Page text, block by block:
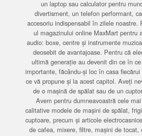
un laptop sau calculator pentru
divertisment, un telefon performant,
accesoriu indispensabil în zilele noastre.
ul magazinului online MaxMart pentru
audio: boxe, centre și instrumente
deosebit de avantajoase. Pentru că
ultimă generație au devenit din ce în
importante, făcându-și loc în casa
ce vă propune și la acest capitol. Aveți
de o mașină de spălat sau de un
Avem pentru dumneavoastră cele
calitative modele de mașini de spălat,
cuptoare, precum și articole
de cafea, mixere, filtre, mașini de tocat,